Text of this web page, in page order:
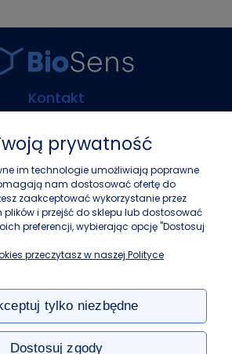
Kontakt
ul. Górczewska 216
01-460 Warszawa
+48 22 243 37 87
info@biosens.pl
Pomoc
Moje konto
prywatność
im technologie umożliwiają poprawne
nam dostosować ofertę do
zaakceptować wykorzystanie przez
i przejść do sklepu lub dostosować
preferencji, wybierając opcję "Dostosuj
przeczytasz w naszej Polityce
tylko niezbędne
Dostosuj zgody